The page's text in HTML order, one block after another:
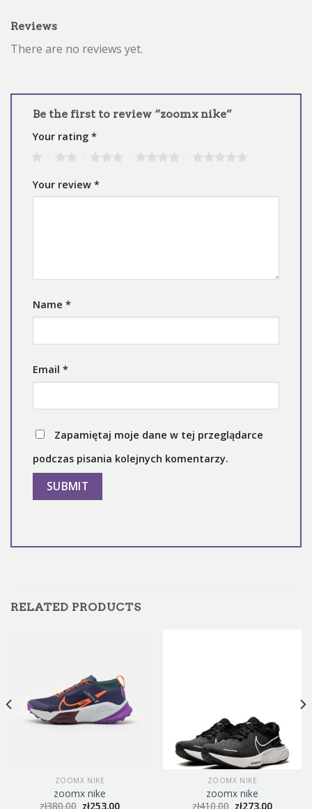
Reviews
There are no reviews yet.
Be the first to review “zoomx nike”
Your rating *
Your review *
Name *
Email *
Zapamiętaj moje dane w tej przeglądarce
podczas pisania kolejnych komentarzy.
RELATED PRODUCTS
ZOOMX NIKE
zoomx nike
zł380.00 zł253.00
ZOOMX NIKE
zoomx nike
zł410.00 zł273.00